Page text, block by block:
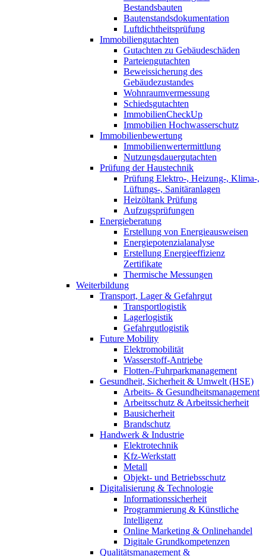
Bestandsbauten
Bautenstandsdokumentation
Luftdichtheitsprüfung
Immobiliengutachten
Gutachten zu Gebäudeschäden
Parteiengutachten
Beweissicherung des
Gebäudezustandes
Wohnraumvermessung
Schiedsgutachten
ImmobilienCheckUp
Immobilien Hochwasserschutz
Immobilienbewertung
Immobilienwertermittlung
Nutzungsdauergutachten
Prüfung der Haustechnik
Prüfung Elektro-, Heizung-, Klima-,
Lüftungs-, Sanitäranlagen
Heizöltank Prüfung
Aufzugsprüfungen
Energieberatung
Erstellung von Energieausweisen
Energiepotenzialanalyse
Erstellung Energieeffizienz
Zertifikate
Thermische Messungen
Weiterbildung
Transport, Lager & Gefahrgut
Transportlogistik
Lagerlogistik
Gefahrgutlogistik
Future Mobility
Elektromobilität
Wasserstoff-Antriebe
Flotten-/Fuhrparkmanagement
Gesundheit, Sicherheit & Umwelt (HSE)
Arbeits- & Gesundheitsmanagement
Arbeitsschutz & Arbeitssicherheit
Bausicherheit
Brandschutz
Handwerk & Industrie
Elektrotechnik
Kfz-Werkstatt
Metall
Objekt- und Betriebsschutz
Digitalisierung & Technologie
Informationssicherheit
Programmierung & Künstliche
Intelligenz
Online Marketing & Onlinehandel
Digitale Grundkompetenzen
Qualitätsmanagement &